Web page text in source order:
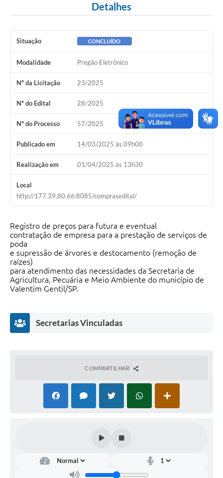
Detalhes
Situação CONCLUÍDO
Modalidade Pregão Eletrônico
Nº da Licitação 23/2025
Nº do Edital 28/2025
Nº do Processo 57/2025
Publicado em 14/03/2025 às 09h00
Realização em 01/04/2025 às 13h30
Local
http://177.39.80.66:8085/comprasedital/
Registro de preços para futura e eventual
contratação de empresa para a prestação de serviços de
poda
e supressão de árvores e destocamento (remoção de
raízes)
para atendimento das necessidades da Secretaria de
Agricultura, Pecuária e Meio Ambiente do município de
Valentim Gentil/SP.
Secretarias Vinculadas
etar
COMPARTILHAR